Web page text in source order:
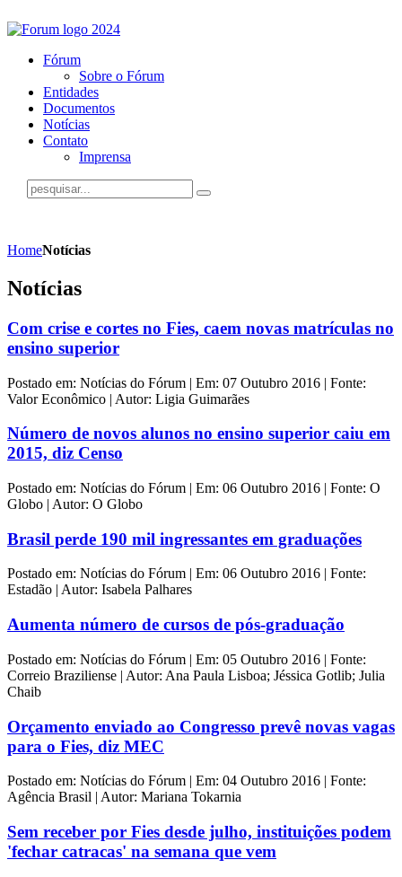
Fórum
Sobre o Fórum
Entidades
Documentos
Notícias
Contato
Imprensa
HomeNotícias
Notícias
Com crise e cortes no Fies, caem novas matrículas no
ensino superior
Postado em: Notícias do Fórum | Em: 07 Outubro 2016 | Fonte:
Valor Econômico | Autor: Ligia Guimarães
Número de novos alunos no ensino superior caiu em
2015, diz Censo
Postado em: Notícias do Fórum | Em: 06 Outubro 2016 | Fonte: O
Globo | Autor: O Globo
Brasil perde 190 mil ingressantes em graduações
Postado em: Notícias do Fórum | Em: 06 Outubro 2016 | Fonte:
Estadão | Autor: Isabela Palhares
Aumenta número de cursos de pós-graduação
Postado em: Notícias do Fórum | Em: 05 Outubro 2016 | Fonte:
Correio Braziliense | Autor: Ana Paula Lisboa; Jéssica Gotlib; Julia
Chaib
Orçamento enviado ao Congresso prevê novas vagas
para o Fies, diz MEC
Postado em: Notícias do Fórum | Em: 04 Outubro 2016 | Fonte:
Agência Brasil | Autor: Mariana Tokarnia
Sem receber por Fies desde julho, instituições podem
'fechar catracas' na semana que vem